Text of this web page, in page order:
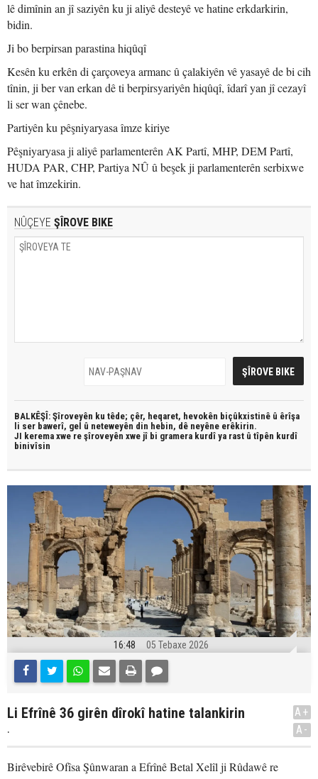
lê dimînin an jî saziyên ku ji aliyê desteyê ve hatine erkdarkirin,
bidin.
Ji bo berpirsan parastina hiqûqî
Kesên ku erkên di çarçoveya armanc û çalakiyên vê yasayê de bi cih
tînin, ji ber van erkan dê ti berpirsyariyên hiqûqî, îdarî yan jî cezayî
li ser wan çênebe.
Partiyên ku pêşniyaryasa îmze kiriye
Pêşniyaryasa ji aliyê parlamenterên AK Partî, MHP, DEM Partî,
HUDA PAR, CHP, Partiya NÛ û beşek ji parlamenterên serbixwe
ve hat îmzekirin.
NÛÇEYE ŞÎROVE BIKE
BALKÊŞÎ: Şîroveyên ku têde; çêr, heqaret, hevokên biçûkxistinê û êrîşa
li ser bawerî, gel û neteweyên din hebin, dê neyêne erêkirin.
JI kerema xwe re şîroveyên xwe jî bi gramera kurdî ya rast û tîpên kurdî
binivîsin
16:48 05 Tebaxe 2026
Li Efrînê 36 girên dîrokî hatine talankirin
.
A+
A-
Birêvebirê Ofîsa Şûnwaran a Efrînê Betal Xelîl ji Rûdawê re